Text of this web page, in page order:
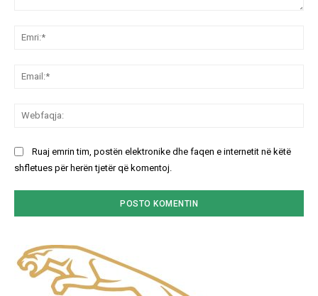
Ruaj emrin tim, postën elektronike dhe faqen e internetit në këtë
shfletues për herën tjetër që komentoj.